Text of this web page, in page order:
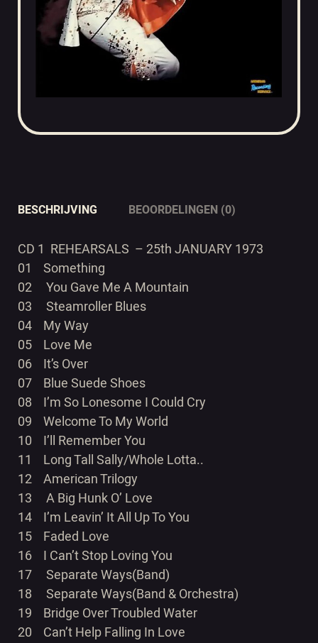
BESCHRIJVING BEOORDELINGEN (0)
CD 1 REHEARSALS – 25th JANUARY 1973
01 Something
02 You Gave Me A Mountain
03 Steamroller Blues
04 My Way
05 Love Me
06 It’s Over
07 Blue Suede Shoes
08 I’m So Lonesome I Could Cry
09 Welcome To My World
10 I’ll Remember You
11 Long Tall Sally/Whole Lotta..
12 American Trilogy
13 A Big Hunk O’ Love
14 I’m Leavin’ It All Up To You
15 Faded Love
16 I Can’t Stop Loving You
17 Separate Ways(Band)
18 Separate Ways(Band & Orchestra)
19 Bridge Over Troubled Water
20 Can’t Help Falling In Love